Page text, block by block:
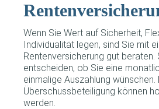
Wenn Sie Wert auf Sicherheit,
Individualität legen, sind Sie mit
Rentenversicherung gut beraten.
entscheiden, ob Sie eine
einmalige Auszahlung wünschen.
Überschussbeteiligung können
werden.